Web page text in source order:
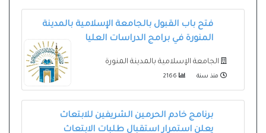
فتح باب القبول بالجامعة الإسلامية بالمدينة
المنورة في برامج الدراسات العليا
الجامعة الإسلامية بالمدينة المنورة
منذ سنة
برنامج خادم الحرمين الشريفين للابتعاث